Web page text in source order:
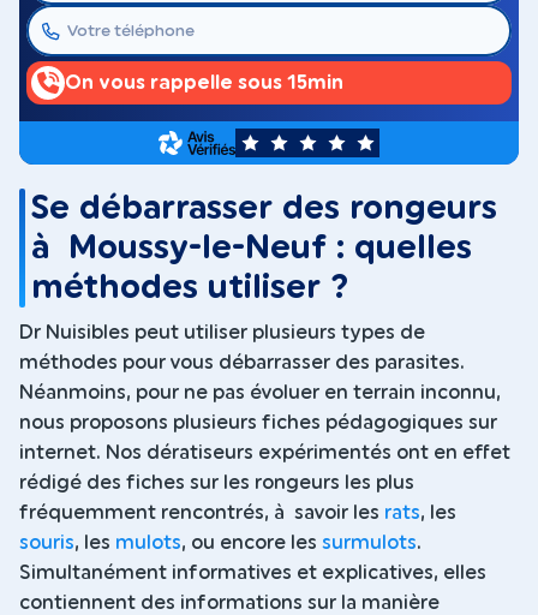
On vous rappelle sous 15min
5
Se débarrasser des rongeurs
à Moussy-le-Neuf : quelles
méthodes utiliser ?
Dr Nuisibles peut utiliser plusieurs types de
méthodes pour vous débarrasser des parasites.
Néanmoins, pour ne pas évoluer en terrain inconnu,
nous proposons plusieurs fiches pédagogiques sur
internet. Nos dératiseurs expérimentés ont en effet
rédigé des fiches sur les rongeurs les plus
fréquemment rencontrés, à savoir les rats, les
souris, les mulots, ou encore les surmulots.
Simultanément informatives et explicatives, elles
contiennent des informations sur la manière